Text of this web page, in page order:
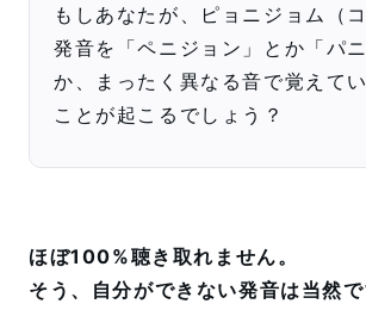
もしあなたが、ピョニジョム（
発音を「ペニジョン」とか「パ
か、まったく異なる音で覚えて
ことが起こるでしょう？
ほぼ100%聴き取れません。
そう、自分ができない発音は当然